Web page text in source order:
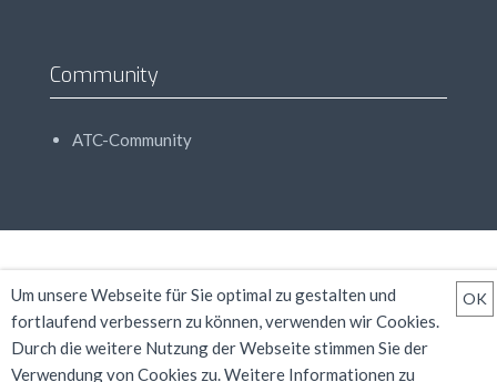
Community
ATC-Community
Um unsere Webseite für Sie optimal zu gestalten und
fortlaufend verbessern zu können, verwenden wir Cookies.
Durch die weitere Nutzung der Webseite stimmen Sie der
Verwendung von Cookies zu. Weitere Informationen zu
OK